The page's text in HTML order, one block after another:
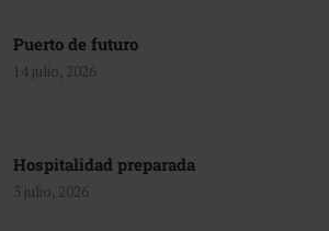
Puerto de futuro
14 julio, 2026
Hospitalidad preparada
3 julio, 2026